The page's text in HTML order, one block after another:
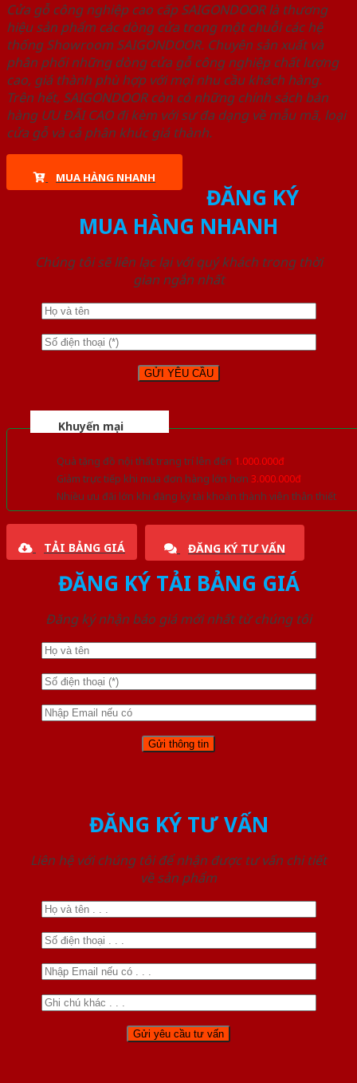
Cửa gỗ công nghiệp cao cấp SAIGONDOOR là thương
hiệu sản phẩm các dòng cửa trong một chuỗi các hệ
thống Showroom SAIGONDOOR. Chuyên sản xuất và
phân phối những dòng cửa gỗ công nghiệp chất lượng
cao, giá thành phù hợp với mọi nhu cầu khách hàng.
Trên hết, SAIGONDOOR còn có những chính sách bán
hàng ƯU ĐÃI CAO đi kèm với sự đa dạng về mẫu mã, loại
cửa gỗ và cả phân khúc giá thành.
MUA HÀNG NHANH
ĐĂNG KÝ
MUA HÀNG NHANH
Chúng tôi sẽ liên lạc lại với quý khách trong thời
gian ngắn nhất
Khuyến mại
Quà tặng đồ nội thất trang trí lên đến 1.000.000đ
Giảm trực tiếp khi mua đơn hàng lớn hơn 3.000.000đ
Nhiều ưu đãi lớn khi đăng ký tài khoản thành viên thân thiết
TẢI BẢNG GIÁ ĐĂNG KÝ TƯ VẤN
ĐĂNG KÝ TẢI BẢNG GIÁ
Đăng ký nhận báo giá mới nhất từ chúng tôi
ĐĂNG KÝ TƯ VẤN
Liên hệ với chúng tôi để nhận được tư vấn chi tiết
về sản phẩm